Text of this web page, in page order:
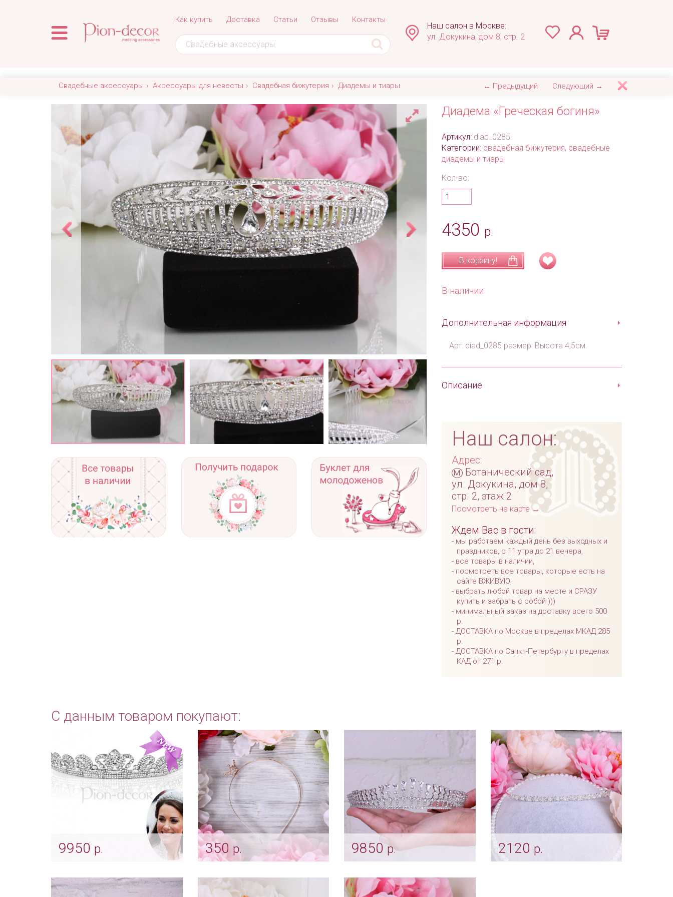
Как купить Доставка Статьи Отзывы Контакты
Наш салон в Москве:
ул. Докукина, дом 8, стр. 2
Свадебные аксессуары Аксессуары для невесты Свадебная бижутерия Диадемы и тиары ← Предыдущий Следующий →
Диадема «Греческая богиня»
Артикул: diad_0285
Категории: свадебная бижутерия, свадебные
диадемы и тиары
Кол-во:
4350 р.
В корзину!
В наличии
Дополнительная информация
Арт: diad_0285 размер: Высота 4,5см.
Описание
Наш салон:
Адрес:
м Ботанический сад,
ул. Докукина, дом 8,
стр. 2, этаж 2
Посмотреть на карте →
Ждем Вас в гости:
мы работаем каждый день без выходных и
праздников, с 11 утра до 21 вечера,
все товары в наличии,
посмотреть все товары, которые есть на
сайте ВЖИВУЮ,
выбрать любой товар на месте и СРАЗУ
купить и забрать с собой )))
минимальный заказ на доставку всего 500
р.
ДОСТАВКА по Москве в пределах МКАД 285
р.
ДОСТАВКА по Санкт-Петербургу в пределах
КАД от 271 р.
С данным товаром покупают:
9950 р.
со стразами Swarovski
Арт: diad_0131
350 р.
"Золотистая"
Арт: diad_0003
9850р.
Арт: diad_0013
2120 р.